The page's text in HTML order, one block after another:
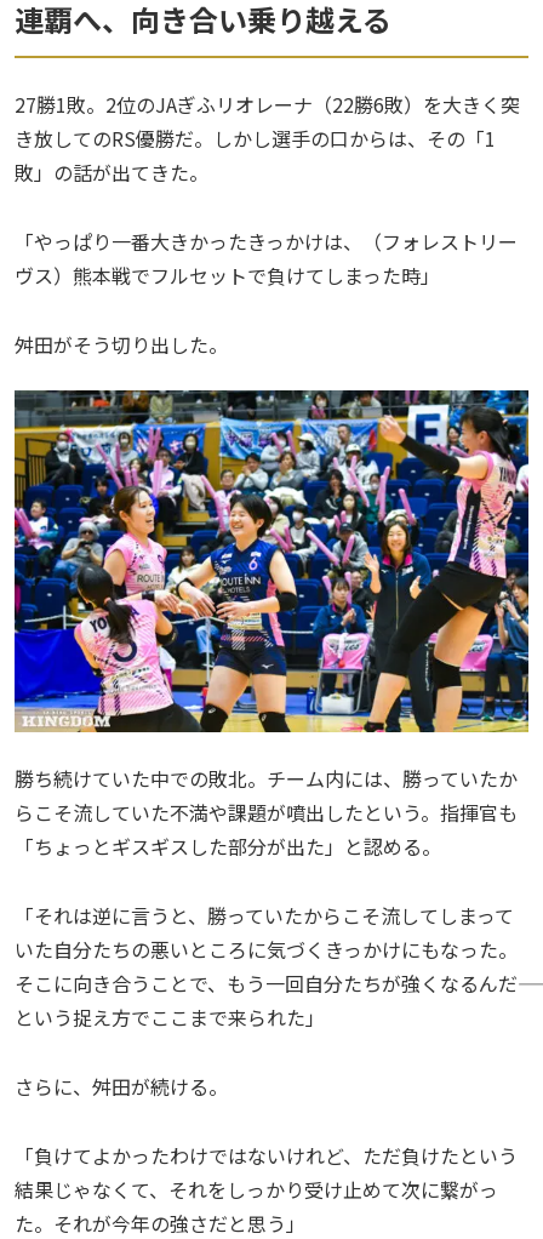
連覇へ、向き合い乗り越える
27勝1敗。2位のJAぎふリオレーナ（22勝6敗）を大きく突
き放してのRS優勝だ。しかし選手の口からは、その「1
敗」の話が出てきた。
「やっぱり一番大きかったきっかけは、（フォレストリー
ヴス）熊本戦でフルセットで負けてしまった時」
舛田がそう切り出した。
勝ち続けていた中での敗北。チーム内には、勝っていたか
らこそ流していた不満や課題が噴出したという。指揮官も
「ちょっとギスギスした部分が出た」と認める。
「それは逆に言うと、勝っていたからこそ流してしまって
いた自分たちの悪いところに気づくきっかけにもなった。
そこに向き合うことで、もう一回自分たちが強くなるんだ――
という捉え方でここまで来られた」
さらに、舛田が続ける。
「負けてよかったわけではないけれど、ただ負けたという
結果じゃなくて、それをしっかり受け止めて次に繋がっ
た。それが今年の強さだと思う」